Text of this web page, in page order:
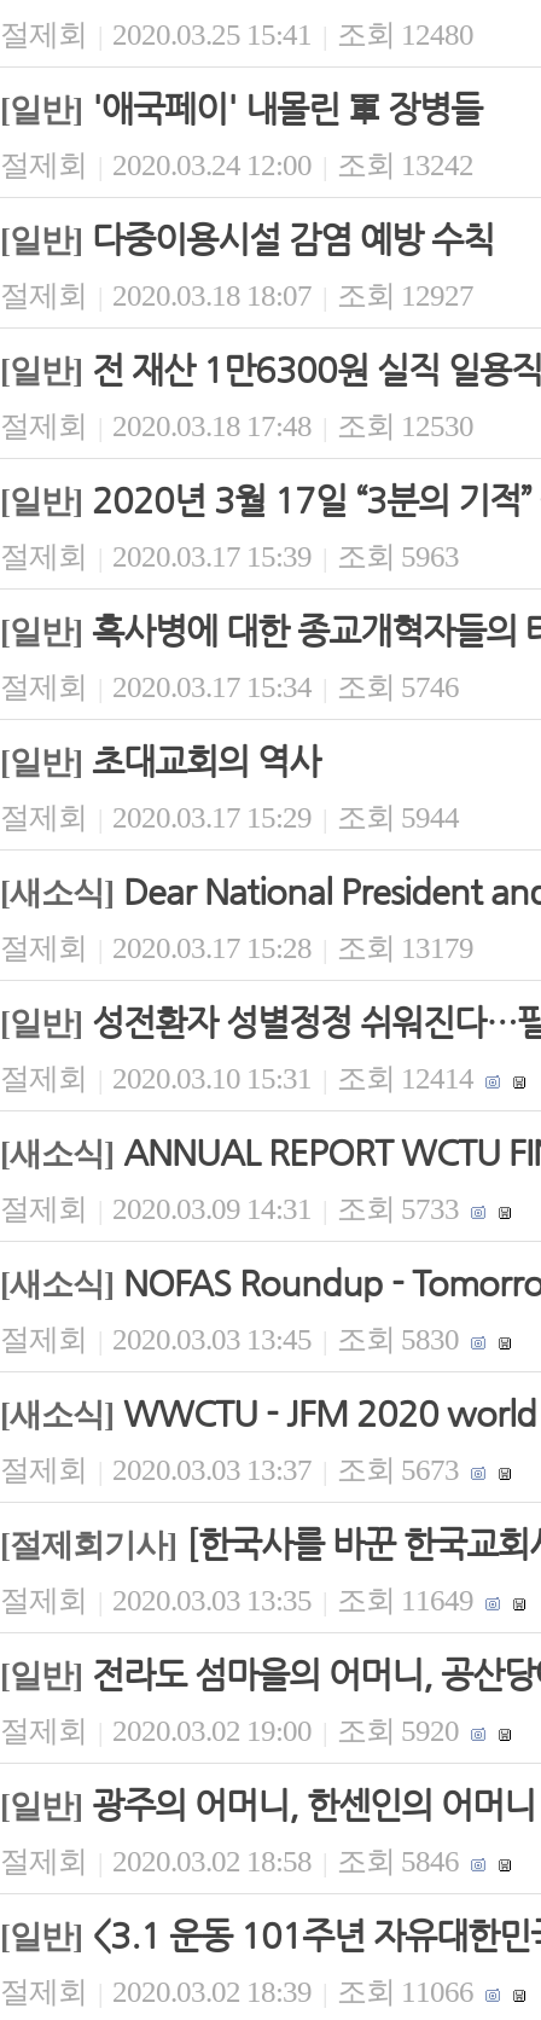
절제회 | 2020.03.25 15:41 | 조회 12480
[일반] '애국페이' 내몰린 軍 장병들
절제회 | 2020.03.24 12:00 | 조회 13242
[일반] 다중이용시설 감염 예방 수칙
절제회 | 2020.03.18 18:07 | 조회 12927
[일반] 전 재산 1만6300원 실직 일용직
절제회 | 2020.03.18 17:48 | 조회 12530
[일반] 2020년 3월 17일 “3분의 기적”
절제회 | 2020.03.17 15:39 | 조회 5963
[일반] 흑사병에 대한 종교개혁자들의
절제회 | 2020.03.17 15:34 | 조회 5746
[일반] 초대교회의 역사
절제회 | 2020.03.17 15:29 | 조회 5944
[새소식] Dear National President
절제회 | 2020.03.17 15:28 | 조회 13179
[일반] 성전환자 성별정정 쉬워진다…
절제회 | 2020.03.10 15:31 | 조회 12414
[새소식] ANNUAL REPORT WCTU
절제회 | 2020.03.09 14:31 | 조회 5733
[새소식] NOFAS Roundup -
절제회 | 2020.03.03 13:45 | 조회 5830
[새소식] WWCTU - JFM 2020
절제회 | 2020.03.03 13:37 | 조회 5673
[절제회기사] [한국사를 바꾼 한국교
절제회 | 2020.03.03 13:35 | 조회 11649
[일반] 전라도 섬마을의 어머니, 공산
절제회 | 2020.03.02 19:00 | 조회 5920
[일반] 광주의 어머니, 한센인의 어머
절제회 | 2020.03.02 18:58 | 조회 5846
[일반] <3.1 운동 101주년 자유대한
절제회 | 2020.03.02 18:39 | 조회 11066